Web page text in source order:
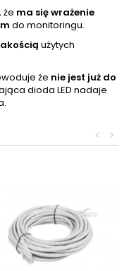
że ma się wrażenie
do monitoringu.
użytych
że nie jest już do
dioda LED nadaje
>
<